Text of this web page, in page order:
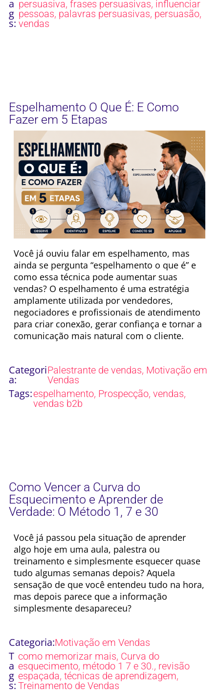
a
g
s:
persuasiva, frases persuasivas, influenciar
pessoas, palavras persuasivas, persuasão,
vendas
Espelhamento O Que É: E Como
Fazer em 5 Etapas
Você já ouviu falar em espelhamento, mas
ainda se pergunta “espelhamento o que é” e
como essa técnica pode aumentar suas
vendas? O espelhamento é uma estratégia
amplamente utilizada por vendedores,
negociadores e profissionais de atendimento
para criar conexão, gerar confiança e tornar a
comunicação mais natural com o cliente.
Categori
a:
Palestrante de vendas, Motivação em
Vendas
Tags:espelhamento, Prospecção, vendas,
vendas b2b
Como Vencer a Curva do
Esquecimento e Aprender de
Verdade: O Método 1, 7 e 30
Você já passou pela situação de aprender
algo hoje em uma aula, palestra ou
treinamento e simplesmente esquecer quase
tudo algumas semanas depois? Aquela
sensação de que você entendeu tudo na hora,
mas depois parece que a informação
simplesmente desapareceu?
Categoria:Motivação em Vendas
T
a
g
s:
como memorizar mais, Curva do
esquecimento, método 1 7 e 30., revisão
espaçada,técnicas de aprendizagem,
Treinamento de Vendas